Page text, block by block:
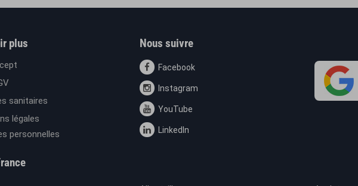
plus
sanitaires
légales
personnelles
Nous suivre
Facebook
Instagram
YouTube
LinkedIn